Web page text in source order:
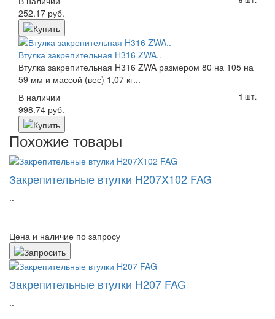
252.17 руб.
Втулка закрепительная H316 ZWA..
Втулка закрепительная H316 ZWA размером 80 на 105 на
59 мм и массой (вес) 1,07 кг...
В наличии
1 шт.
998.74 руб.
Похожие товары
Закрепительные втулки H207X102 FAG
..
Цена и наличие по запросу
Закрепительные втулки H207 FAG
..